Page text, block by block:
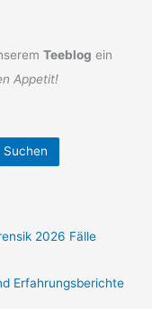
Teeblog ein
Appetit!
Suchen
2026 Fälle
Erfahrungsberichte